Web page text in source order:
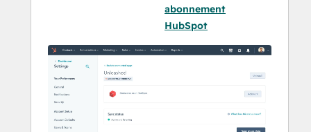
For B2B syncing from HubSpot to
Unleashed - make sure to sync only one
contact record per company.
abonnement
HubSpot